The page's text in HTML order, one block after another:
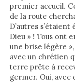
premier accueil.
de la route
D’autres
Dieu » ! Tous ont
une brise légère
avec un chrétien
terre prête à
germer. Oui, avec